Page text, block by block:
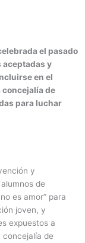
el pasado
aceptadas y
en el
concejalía de
para luchar
y
de
es amor” para
joven, y
expuestos a
concejalía de